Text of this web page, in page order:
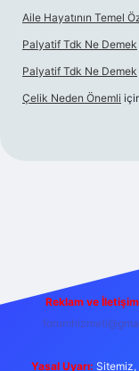
Aile Hayatının Temel
Palyatif Tdk Ne Demek
Palyatif Tdk Ne Demek
Çelik Neden Önemli
Reklam ve
Yasal Uyarı: Sitemiz,